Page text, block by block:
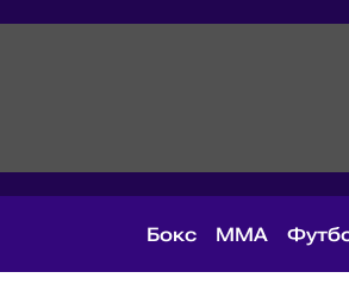
Бокс MMA